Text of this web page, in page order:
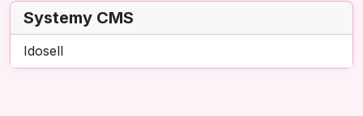
Systemy CMS
Idosell